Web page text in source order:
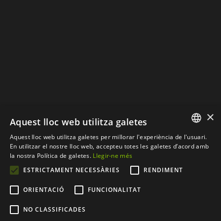
© Copyright 2012 - 2026 |
Web desenvolupada per
els drets resevats
SPANISH
×
Aquest lloc web utilitza galetes
Aquest lloc web utilitza galetes per millorar l'experiència de l'usuari.
En utilitzar el nostre lloc web, accepteu totes les galetes d’acord amb
la nostra Política de galetes. Llegir-ne més
ESTRICTAMENT NECESSÀRIES
RENDIMENT
ORIENTACIÓ FUNCIONALITAT
NO CLASSIFICADES